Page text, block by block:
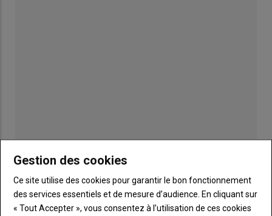
Gestion des cookies
Ce site utilise des cookies pour garantir le bon fonctionnement
des services essentiels et de mesure d’audience. En cliquant sur
« Tout Accepter », vous consentez à l’utilisation de ces cookies